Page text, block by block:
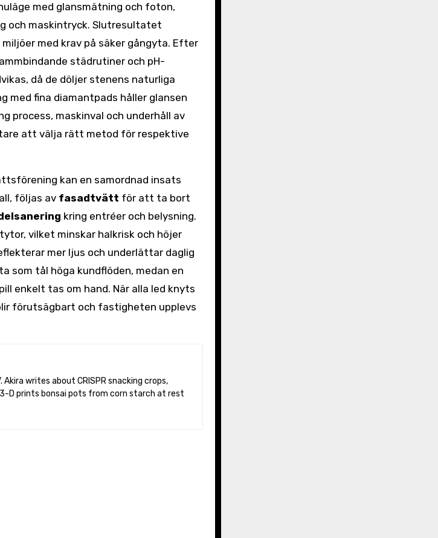
med glansmätning och foton,
och maskintryck. Slutresultatet
med krav på säker gångyta. Efter
städrutiner och pH-
då de döljer stenens naturliga
med fina diamantpads håller glansen
process, maskinval och underhåll av
att välja rätt metod för respektive
kan en samordnad insats
följas av fasadtvätt för att ta bort
kring entréer och belysning.
vilket minskar halkrisk och höjer
mer ljus och underlättar daglig
som tål höga kundflöden, medan en
enkelt tas om hand. När alla led knyts
förutsägbart och fastigheten upplevs
D prints bonsai pots from corn starch at rest